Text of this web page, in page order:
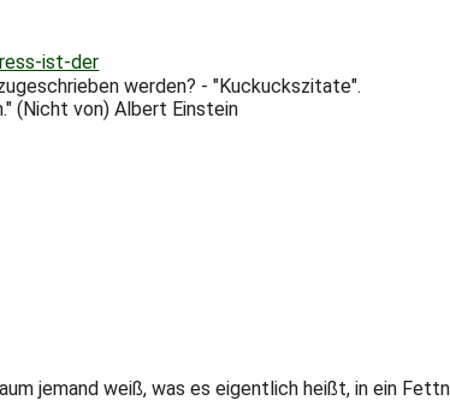
ist-der
werden? - "Kuckuckszitate".
(Nicht von) Albert Einstein
jemand weiß, was es eigentlich heißt, in ein